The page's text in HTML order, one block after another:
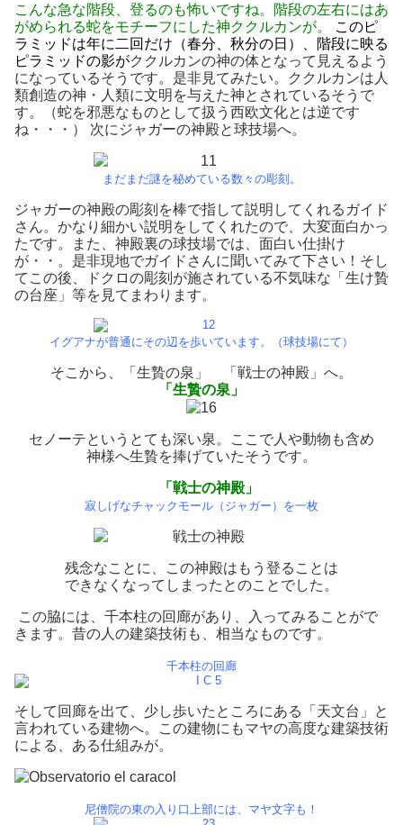
こんな急な階段、登るのも怖いですね。階段の左右にはあ
がめられる蛇をモチーフにした神ククルカンが。
このピ
ラミッドは年に二回だけ（春分、秋分の日）、階段に映る
ピラミッドの影がククルカンの神の体となって見えるよう
になっているそうです。是非見てみたい。ククルカンは人
類創造の神・人類に文明を与えた神とされているそうで
す。（蛇を邪悪なものとして扱う西欧文化とは逆です
ね・・・） 次にジャガーの神殿と球技場へ。
まだまだ謎を秘めている数々の彫刻。
ジャガーの神殿の彫刻を棒で指して説明してくれるガイド
さん。かなり細かい説明をしてくれたので、大変面白かっ
たです。また、神殿裏の球技場では、面白い仕掛け
が・・。是非現地でガイドさんに聞いてみて下さい！そし
てこの後、ドクロの彫刻が施されている不気味な「生け贄
の台座」等を見てまわります。
イグアナが普通にその辺を歩いています。（球技場にて）
そこから、「生贄の泉」 「戦士の神殿」へ。
「生贄の泉」
セノーテというとても深い泉。ここで人や動物も含め
神様へ生贄を捧げていたそうです。
「戦士の神殿」
寂しげなチャックモール（ジャガー）を一枚
残念なことに、この神殿はもう登ることは
できなくなってしまったとのことでした。
この脇には、千本柱の回廊があり、入ってみることがで
きます。昔の人の建築技術も、相当なものです。
千本柱の回廊
そして回廊を出て、少し歩いたところにある「天文台」と
言われている建物へ。この建物にもマヤの高度な建築技術
による、ある仕組みが。
尼僧院の東の入り口上部には、マヤ文字も！